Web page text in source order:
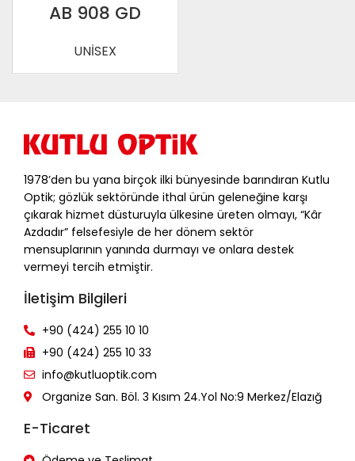
AB 908 GD
UNİSEX
1978’den bu yana birçok ilki bünyesinde barındıran Kutlu
Optik; gözlük sektöründe ithal ürün geleneğine karşı
çıkarak hizmet düsturuyla ülkesine üreten olmayı, “Kâr
Azdadır” felsefesiyle de her dönem sektör
mensuplarının yanında durmayı ve onlara destek
vermeyi tercih etmiştir.
İletişim Bilgileri
+90 (424) 255 10 10
+90 (424) 255 10 33
info@kutluoptik.com
Organize San. Böl. 3 Kısım 24.Yol No:9 Merkez/Elazığ
E-Ticaret